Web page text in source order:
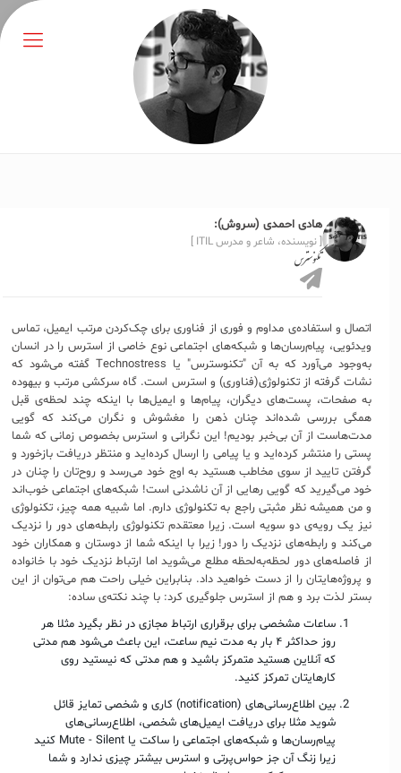
هادی احمدی (سروش):
[ نویسنده، شاعر و مدرس ITIL ]
تکنوسترس
اتصال و استفاده‌ی مداوم و فوری از فناوری برای چک‌کردن مرتب ایمیل، تماس
ویدئویی، پیام‌رسان‌ها و شبکه‌های اجتماعی نوع خاصی از استرس را در انسان
به‌وجود می‌آورد که به آن "تکنوسترس" یا Technostress گفته می‌شود که
نشات گرفته از تکنولوژی(فناوری) و استرس است. گاه سرکشی مرتب و بیهوده
به صفحات، پست‌‌های دیگران، پیام‌ها و ایمیل‌ها با اینکه چند لحظه‌ی قبل
همگی بررسی شده‌اند چنان ذهن را مغشوش و نگران می‌کند که گویی
مدت‌هاست از آن بی‌خبر بودیم! این نگرانی و استرس بخصوص زمانی که شما
پستی را منتشر کرده‌اید و یا پیامی را ارسال کرده‌اید و منتظر دریافت بازخورد و
گرفتن تایید از سوی مخاطب هستید به اوج خود می‌رسد و روح‌تان را چنان در
خود می‌گیرید که گویی رهایی از آن ناشدنی‌ است! شبکه‌های اجتماعی‌ خوب‌اند
و من همیشه نظر مثبتی راجع به تکنولوژی دارم. اما شبیه همه چیز، تکنولوژی
نیز یک رویه‌ی دو سویه است. زیرا معتقدم تکنولوژی رابطه‌های دور را نزدیک
می‌کند و رابطه‌های نزدیک را دور! زیرا با اینکه شما از دوستان و همکاران خود
از فاصله‌های دور لحظه‌به‌لحظه‌ مطلع می‌شوید اما ارتباط نزدیک خود با خانواده
و پروژه‌هایتان را از دست خواهید داد. بنابراین خیلی راحت هم می‌توان از این
بستر لذت برد و هم از استرس جلوگیری کرد: با چند نکته‌ی ساده:
ساعات مشخصی برای برقراری ارتباط مجازی در نظر بگیرد مثلا هر
روز حداکثر ۴ بار به مدت نیم ساعت، این باعث می‌شود هم مدتی
که آنلاین هستید متمرکز باشید و هم مدتی که نیستید روی
کارهایتان تمرکز کنید.
بین اطلاع‌رسانی‌های (notification) کاری و شخصی تمایز قائل
شوید مثلا برای دریافت ایمیل‌های شخصی، اطلاع‌رسانی‌های
پیام‌رسان‌ها و شبکه‌های اجتماعی را ساکت یا Mute - Silent کنید
زیرا زنگ آن جز حواس‌پرتی و استرس بیشتر چیزی ندارد و شما